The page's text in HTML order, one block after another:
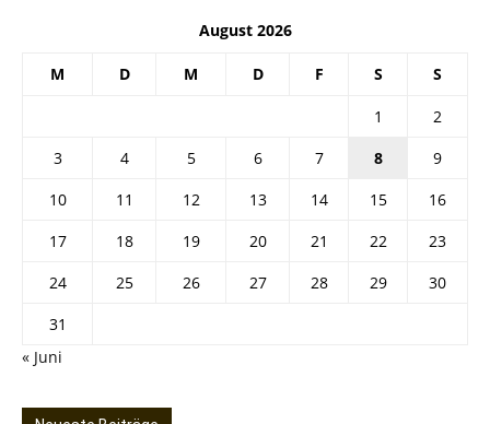
August 2026
M D M D F S S
1
2
3
4 5 6 7 8
9
10
11 12 13 14 15
16
17
18 19 20 21 22
23
24
25 26 27 28 29
30
31
« Juni